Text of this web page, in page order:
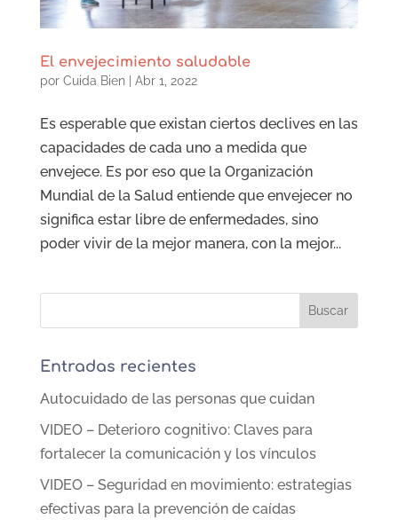
El envejecimiento saludable
por Cuida Bien| Abr 1, 2022
Es esperable que existan ciertos declives en las
capacidades de cada uno a medida que
envejece. Es por eso que la Organización
Mundial de la Salud entiende que envejecer no
significa estar libre de enfermedades, sino
poder vivir de la mejor manera, con la mejor...
Entradas recientes
Autocuidado de las personas que cuidan
VIDEO – Deterioro cognitivo: Claves para
fortalecer la comunicación y los vínculos
VIDEO – Seguridad en movimiento: estrategias
efectivas para la prevención de caídas